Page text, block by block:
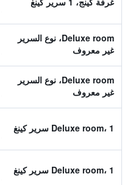
Deluxe room، نوع السرير
غير معروف
Deluxe room، نوع السرير
غير معروف
Deluxe room، 1 سرير كينغ
Deluxe room، 1 سرير كينغ